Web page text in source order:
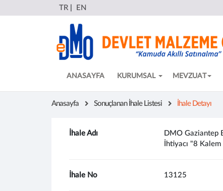
TR EN
ANASAYFA KURUMSAL MEVZUAT
Anasayfa Sonuçlanan İhale Listesi İhale Detayı
İhale Adı
DMO Gaziantep
İhtiyacı "8
İhale No 13125